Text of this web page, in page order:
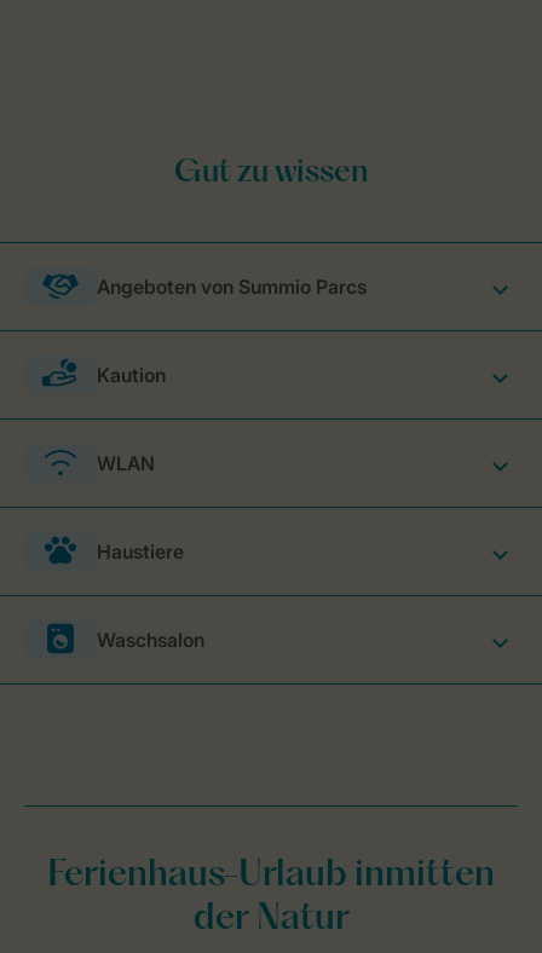
Angeboten von Summio Parcs
Kaution
WLAN
Haustiere
Waschsalon
Ferienhaus-Urlaub inmitten
der Natur